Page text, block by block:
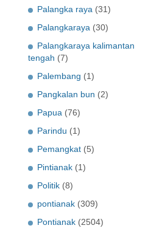
Palangka raya (31)
Palangkaraya (30)
Palangkaraya kalimantan
tengah (7)
Palembang (1)
Pangkalan bun (2)
Papua (76)
Parindu (1)
Pemangkat (5)
Pintianak (1)
Politik (8)
pontianak (309)
Pontianak (2504)